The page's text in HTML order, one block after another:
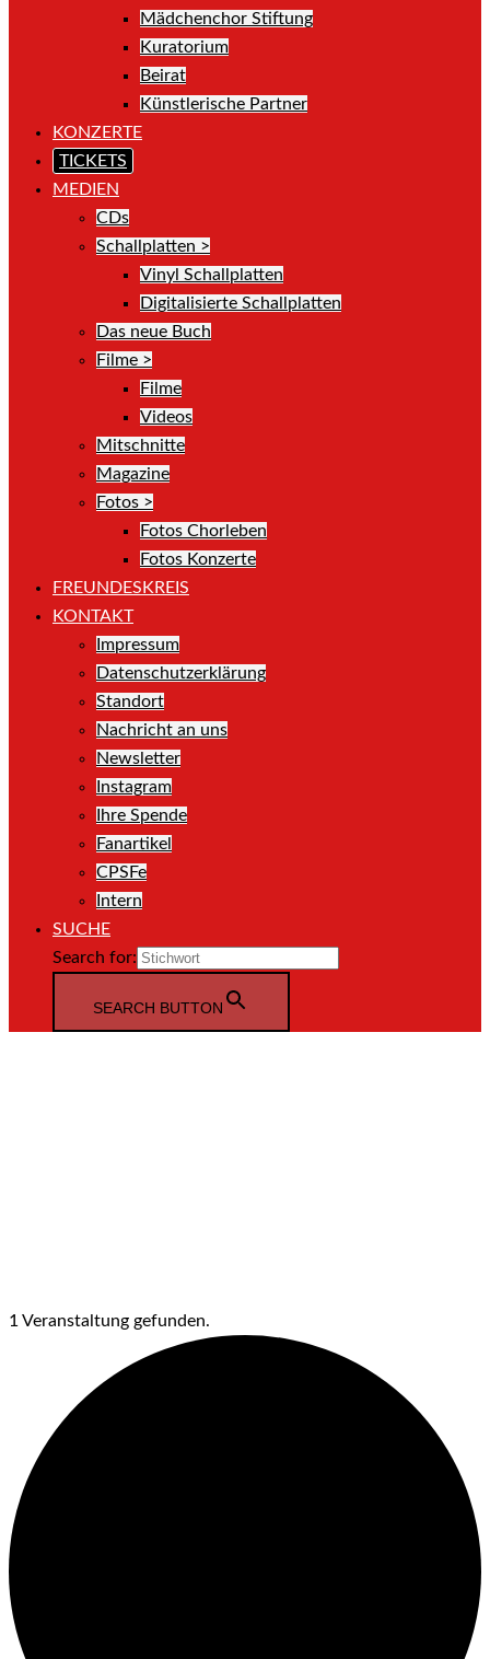
Mädchenchor Stiftung
Kuratorium
Beirat
Künstlerische Partner
KONZERTE
TICKETS
MEDIEN
CDs
Schallplatten >
Vinyl Schallplatten
Digitalisierte Schallplatten
Das neue Buch
Filme >
Filme
Videos
Mitschnitte
Magazine
Fotos >
Fotos Chorleben
Fotos Konzerte
FREUNDESKREIS
KONTAKT
Impressum
Datenschutzerklärung
Standort
Nachricht an uns
Newsletter
Instagram
Ihre Spende
Fanartikel
CPSFe
Intern
SUCHE
Search for:
SEARCH BUTTON
1 Veranstaltung gefunden.